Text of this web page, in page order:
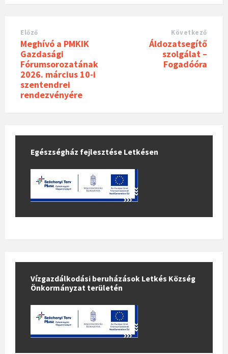
Előző
Meghívó a PMKIK
Gazdasági
Fórumsorozatának
2026. március 10-i
szentendrei
rendezvényére
Következő
Áldozatsegítő
szolgálat –
Fogadóóra
Egészségház fejlesztése Letkésen
Vízgazdálkodási beruházások Letkés Község
Önkormányzat területén